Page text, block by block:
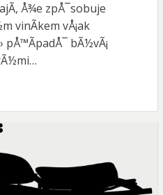
Å¾e zpÅ¯sobuje
vinÃ­kem vÅ¡ak
pÅ™Ã­padÅ¯ bÃ½vÃ¡